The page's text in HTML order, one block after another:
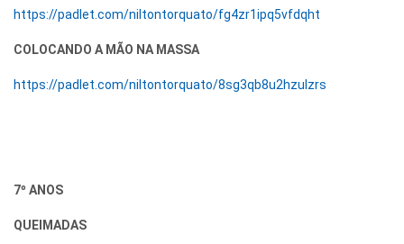
https://padlet.com/niltontorquato/fg4zr1ipq5vfdqht
COLOCANDO A MÃO NA MASSA
https://padlet.com/niltontorquato/8sg3qb8u2hzulzrs
7º ANOS
QUEIMADAS